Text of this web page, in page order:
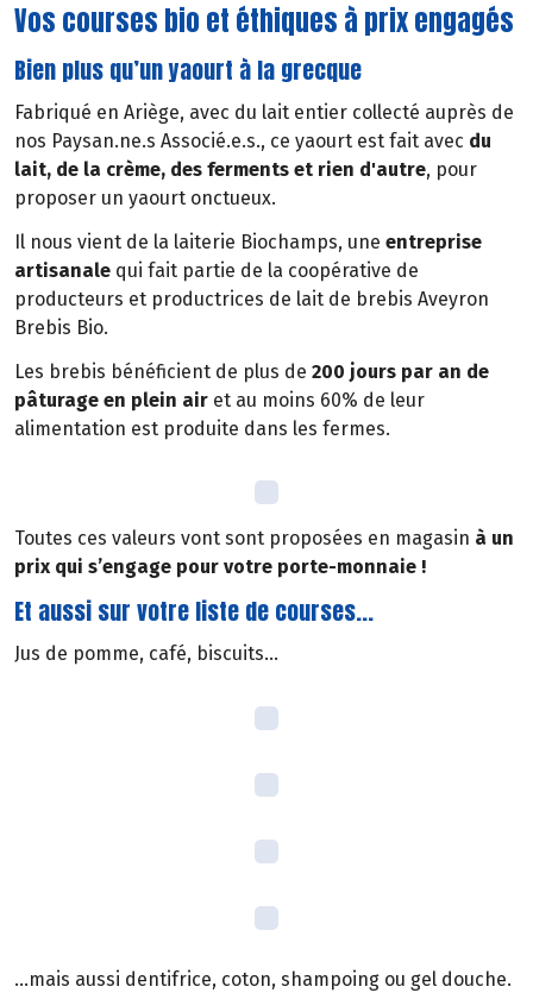
Vos courses bio et éthiques à prix engagés
Bien plus qu’un yaourt à la grecque
Fabriqué en Ariège, avec du lait entier collecté auprès de
nos Paysan.ne.s Associé.e.s., ce yaourt est fait avec du
lait, de la crème, des ferments et rien d'autre, pour
proposer un yaourt onctueux.
Il nous vient de la laiterie Biochamps, une entreprise
artisanale qui fait partie de la coopérative de
producteurs et productrices de lait de brebis Aveyron
Brebis Bio.
Les brebis bénéficient de plus de 200 jours par an de
pâturage en plein air et au moins 60% de leur
alimentation est produite dans les fermes.
Toutes ces valeurs vont sont proposées en magasin à un
prix qui s’engage pour votre porte-monnaie !
Et aussi sur votre liste de courses...
Jus de pomme, café, biscuits...
...mais aussi dentifrice, coton, shampoing ou gel douche.